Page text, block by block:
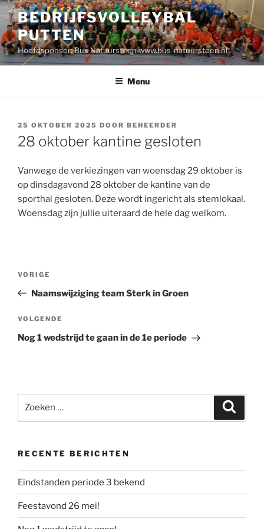
Ga
naar
de
inhoud
BEDRIJFSVOLLEYBAL
PUTTEN
Hoofdsponsor: Bus Natuursteen www.bus-natuursteen.nl
Menu
GEPLAATST
OP
25 OKTOBER 2025 DOOR BEHEERDER
28 oktober kantine gesloten
Vanwege de verkiezingen van woensdag 29 oktober is
op dinsdagavond 28 oktober de kantine van de
sporthal gesloten. Deze wordt ingericht als stemlokaal.
Woensdag zijn jullie uiteraard de hele dag welkom.
Vorig
bericht
VORIGE
Naamswijziging team Sterk in Groen
Volgend
bericht
VOLGENDE
Nog 1 wedstrijd te gaan in de 1e periode
naar:
RECENTE BERICHTEN
Eindstanden periode 3 bekend
Feestavond 26 mei!